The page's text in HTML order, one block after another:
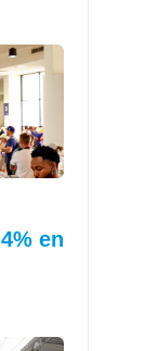
en